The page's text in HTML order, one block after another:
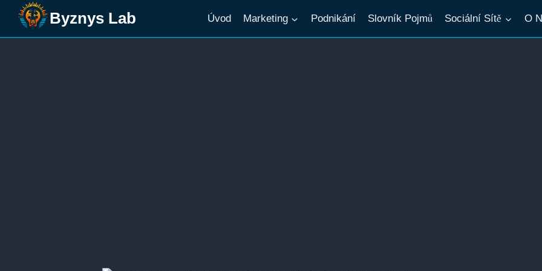
Přeskočit
obsah
Byznys Lab Úvod Marketing Podnikání Slovník Pojmů Sociální Sítě O